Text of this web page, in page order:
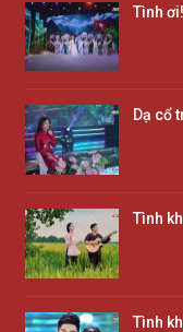
Tình
Dạ cổ
Tình
Tình